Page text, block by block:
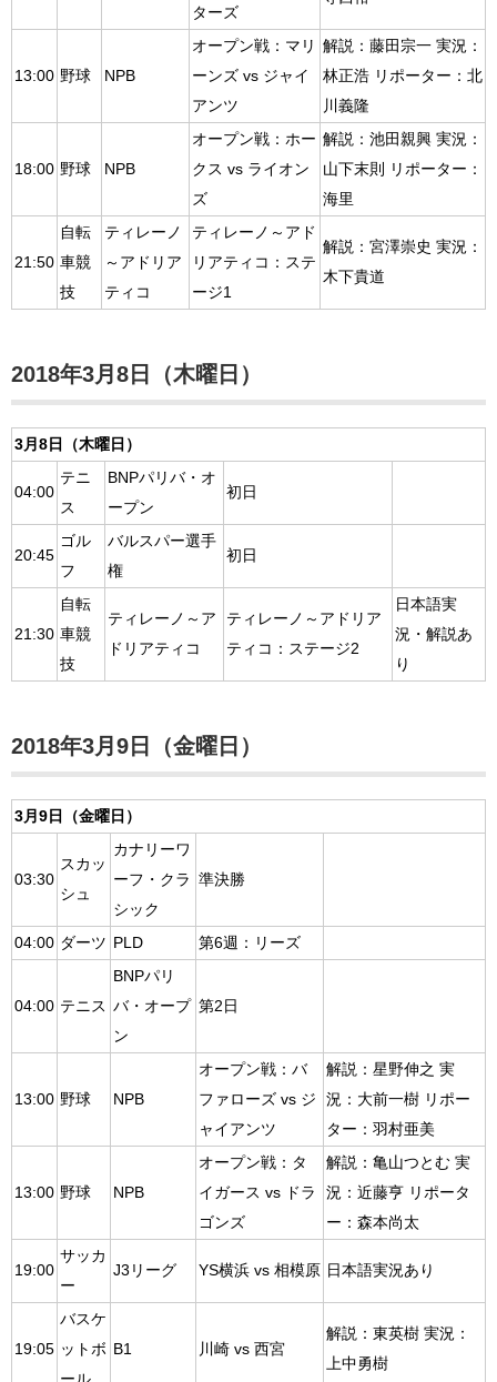
ターズ
13:00 野球 NPB
オープン戦：マリ
ーンズ vs ジャイ
アンツ
解説：藤田宗一 実況：
林正浩 リポーター：北
川義隆
18:00 野球 NPB
オープン戦：ホー
クス vs ライオン
ズ
解説：池田親興 実況：
山下末則 リポーター：
海里
21:50
自転
車競
技
ティレーノ
～アドリア
ティコ
ティレーノ～アド
リアティコ：ステ
ージ1
解説：宮澤崇史 実況：
木下貴道
2018年3月8日（木曜日）
3月8日（木曜日）
04:00
テニ
ス
BNPパリバ・オ
ープン
初日
20:45
ゴル
フ
バルスパー選手
権
初日
21:30
自転
車競
技
ティレーノ～ア
ドリアティコ
ティレーノ～アドリア
ティコ：ステージ2
日本語実
況・解説あ
り
2018年3月9日（金曜日）
3月9日（金曜日）
03:30
スカッ
シュ
カナリーワ
ーフ・クラ
シック
準決勝
04:00 ダーツ PLD 第6週：リーズ
04:00 テニス
BNPパリ
バ・オープ
ン
第2日
13:00 野球 NPB
オープン戦：バ
ファローズ vs ジ
ャイアンツ
解説：星野伸之 実
況：大前一樹 リポー
ター：羽村亜美
13:00 野球 NPB
オープン戦：タ
イガース vs ドラ
ゴンズ
解説：亀山つとむ 実
況：近藤亨 リポータ
ー：森本尚太
19:00
サッカ
ー
J3リーグ YS横浜 vs 相模原 日本語実況あり
19:05
バスケ
ットボ B1 川崎 vs 西宮
解説：東英樹 実況：
上中勇樹